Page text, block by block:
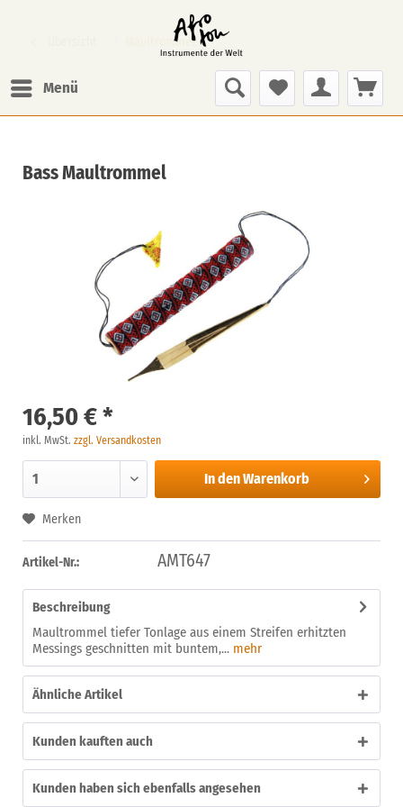
Menü
Maultrommel
Bass Maultrommel
16,50 € *
inkl. MwSt. zzgl. Versandkosten
In denWarenkorb
Merken
Artikel-Nr.: AMT647
Beschreibung
Maultrommel tiefer Tonlage aus einem Streifen erhitzten
Messings geschnitten mit buntem,... mehr
Ähnliche Artikel
Kunden kauften auch
Kunden haben sich ebenfalls angesehen